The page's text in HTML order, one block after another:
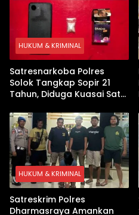
HUKUM & KRIMINAL
Satresnarkoba Polres
Solok Tangkap Sopir 21
Tahun, Diduga Kuasai Satu
HUKUM & KRIMINAL
Satreskrim Polres
Dharmasraya Amankan